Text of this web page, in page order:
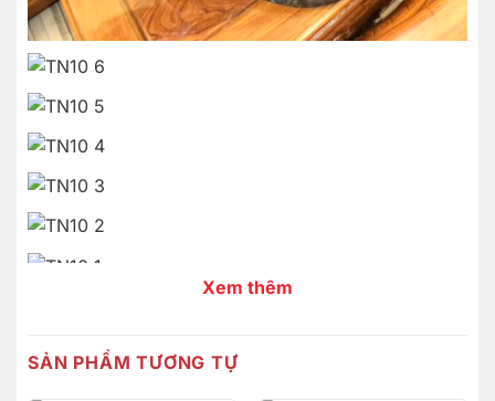
Xem thêm
SẢN PHẨM TƯƠNG TỰ